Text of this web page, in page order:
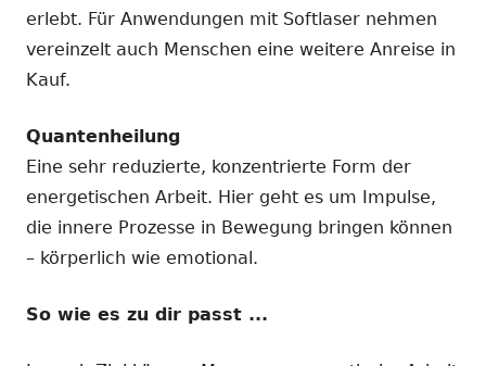
erlebt. Für Anwendungen mit Softlaser nehmen
vereinzelt auch Menschen eine weitere Anreise in
Kauf.
Quantenheilung
Eine sehr reduzierte, konzentrierte Form der
energetischen Arbeit. Hier geht es um Impulse,
die innere Prozesse in Bewegung bringen können
– körperlich wie emotional.
So wie es zu dir passt ...